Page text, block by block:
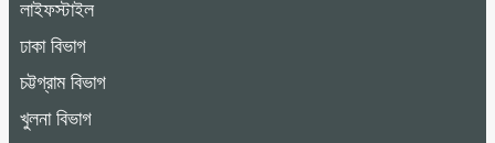
লাইফস্টাইল
ঢাকা বিভাগ
চট্টগ্রাম বিভাগ
খুলনা বিভাগ